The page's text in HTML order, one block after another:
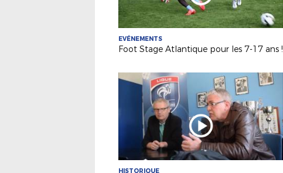
EVÉNEMENTS
Foot Stage Atlantique pour les 7-17 ans !
HISTORIQUE